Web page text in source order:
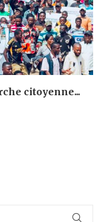
citoyenne...